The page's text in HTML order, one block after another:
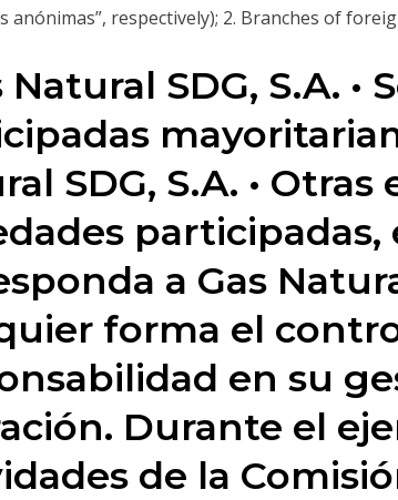
anónimas”, respectively); 2. Branches of
Natural SDG, S.A. •
SDG, S.A. •
participadas,
a Gas
forma el
en su
Durante el
de la